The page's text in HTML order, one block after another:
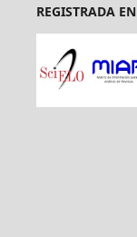
REGISTRADA EN